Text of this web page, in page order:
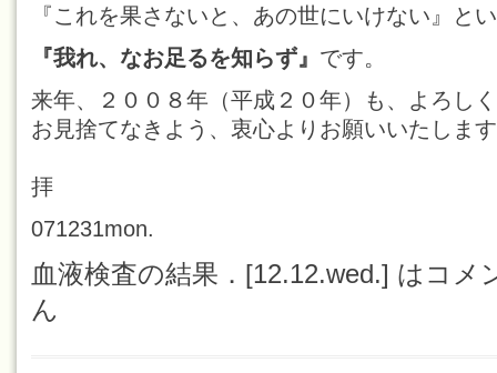
『これを果さないと、あの世にいけない』と
『我れ、なお足るを知らず』 です。
来年、２００８年（平成２０年）も、よろし
お見捨てなきよう、衷心よりお願いいたしま
拝
071231mon.
血液検査の結果．[12.12.wed.] は コメ
ん